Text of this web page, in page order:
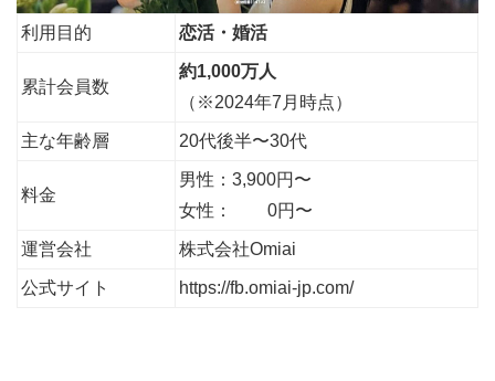
利用目的 恋活・婚活
累計会員数
約1,000万人
（※2024年7月時点）
主な年齢層 20代後半〜30代
料金
男性：3,900円〜
女性： 0円〜
運営会社 株式会社Omiai
公式サイト https://fb.omiai-jp.com/